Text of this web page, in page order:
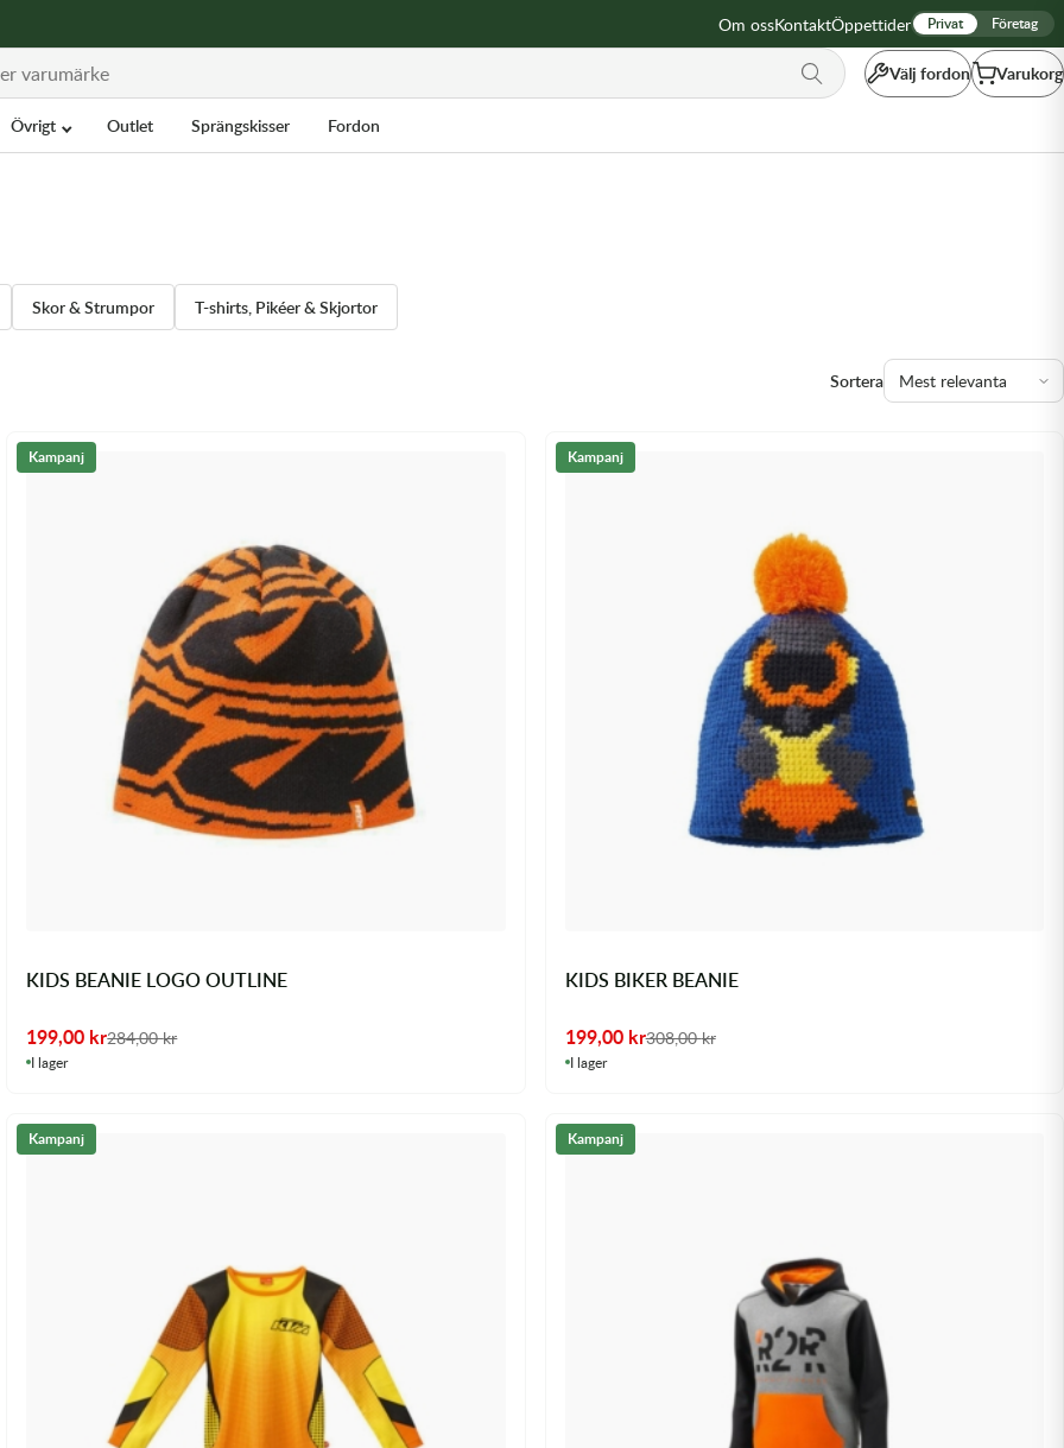
Om ossKontaktÖppettider Privat Företag
Välj fordon Varukorg
Övrigt Outlet Sprängskisser Fordon
Skor & Strumpor T-shirts, Pikéer & Skjortor
Sortera
Kampanj
KIDS BEANIE LOGO OUTLINE
199,00 kr284,00kr
I lager
Kampanj
KIDS BIKER BEANIE
199,00 kr308,00kr
I lager
Kampanj Kampanj